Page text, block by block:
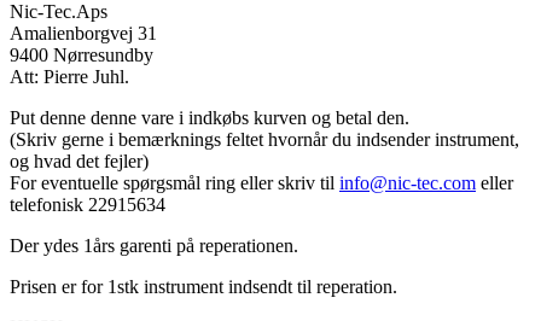
Nic-Tec.Aps
Amalienborgvej 31
9400 Nørresundby
Att: Pierre Juhl.
Put denne denne vare i indkøbs kurven og betal den.
(Skriv gerne i bemærknings feltet hvornår du indsender instrument,
og hvad det fejler)
For eventuelle spørgsmål ring eller skriv til info@nic-tec.com eller
telefonisk 22915634
Der ydes 1års garenti på reperationen.
Prisen er for 1stk instrument indsendt til reperation.